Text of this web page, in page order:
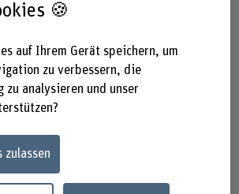
🍪
auf Ihrem Gerät speichern, um
zu verbessern, die
zu analysieren und unser
zulassen